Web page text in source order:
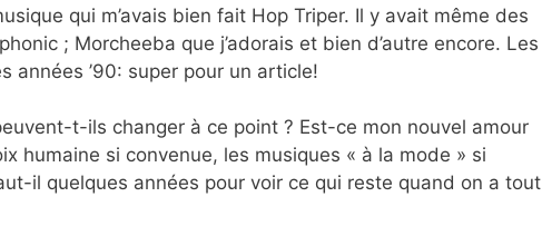
qui m’avais bien fait Hop Triper. Il y avait même des
; Morcheeba que j’adorais et bien d’autre encore. Les
années ’90: super pour un article!
t-ils changer à ce point ? Est-ce mon nouvel amour
humaine si convenue, les musiques « à la mode » si
il quelques années pour voir ce qui reste quand on a tout